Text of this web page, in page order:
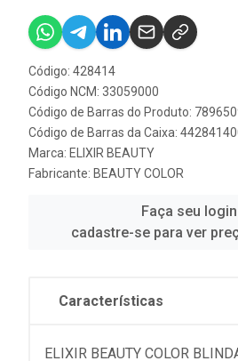
Código: 428414
Código NCM: 33059000
Código de Barras do Produto:
Código de Barras da Caixa:
Marca: ELIXIR BEAUTY
Fabricante: BEAUTY COLOR
Faça seu
cadastre-se para ver
Características
ELIXIR BEAUTY COLOR